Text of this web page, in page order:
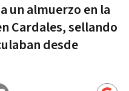
un almuerzo en la
Cardales, sellando
desde